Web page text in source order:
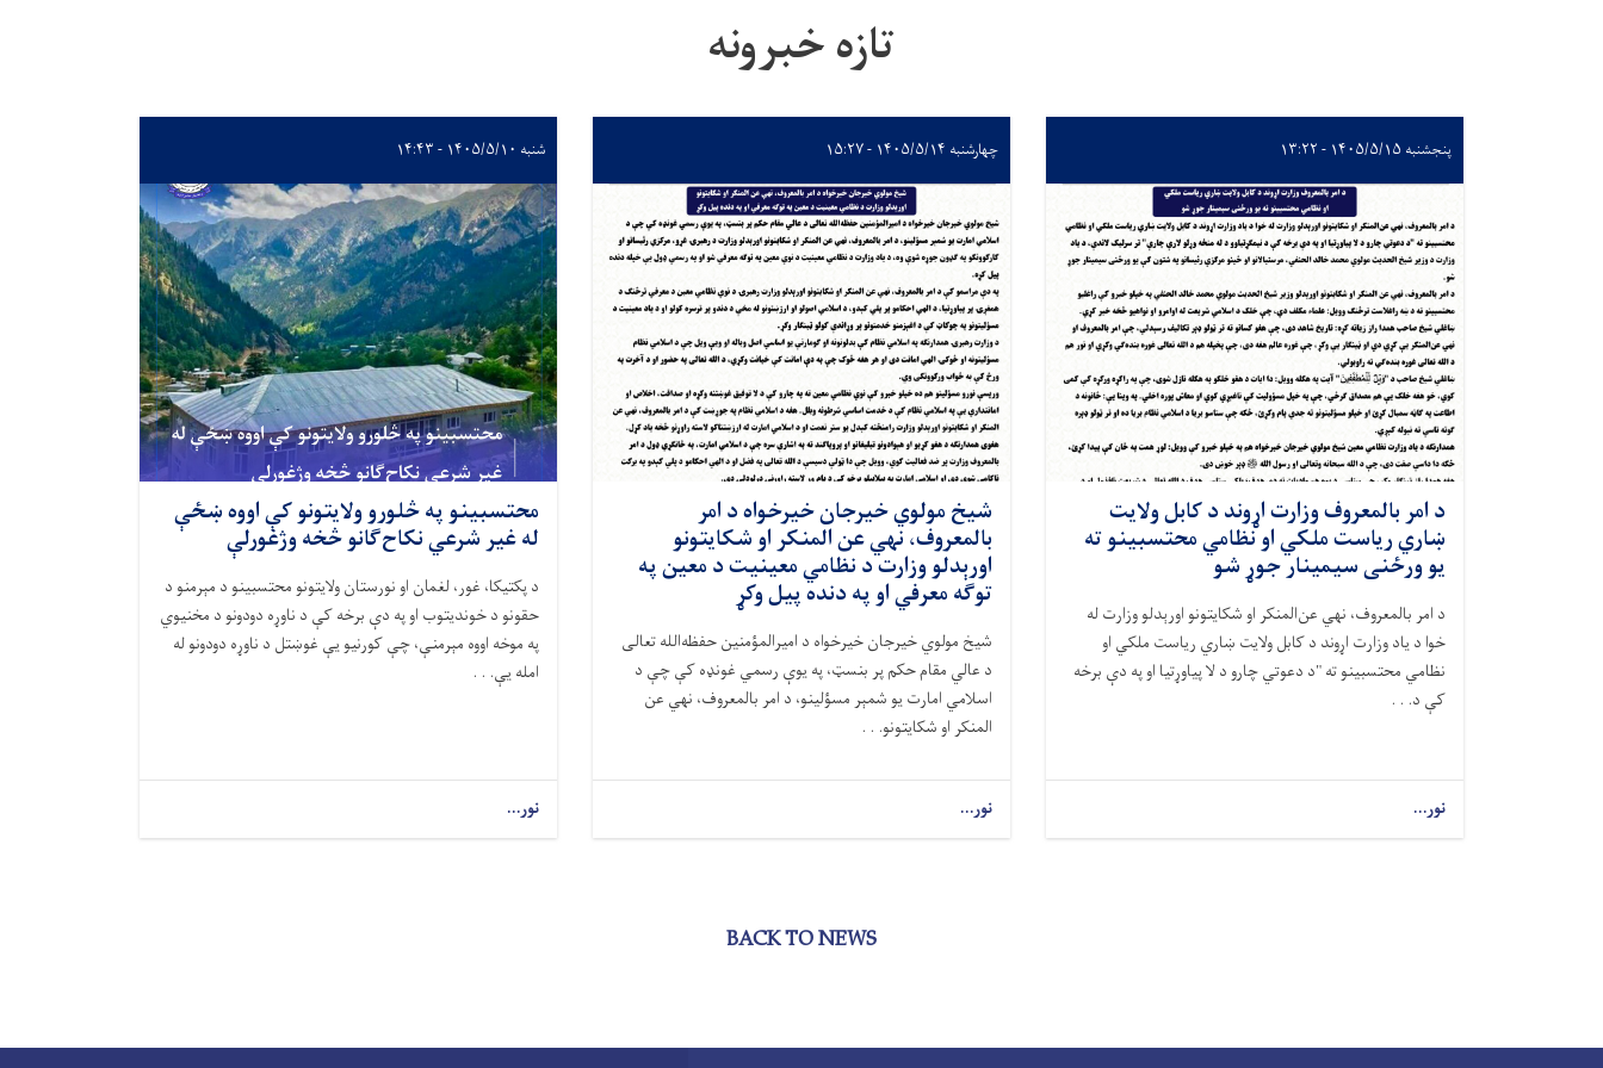
تازه خبرونه
پنجشنبه ۱۴۰۵/۵/۱۵ - ۱۳:۲۲
د امر بالمعروف وزارت اړوند د کابل ولایت
ښاري ریاست ملکي او نظامي محتسبینو ته
يو ورځنی سیمینار جوړ شو
د امر بالمعروف، نهي عن‌المنکر او شکایتونو اورېدلو وزارت له
خوا د یاد وزارت اړوند د کابل ولایت ښاري ریاست ملکي او
نظامي محتسبینو ته "د دعوتي چارو د لا پیاوړتیا او په دې برخه
کې د. . .
نور...
چهارشنبه ۱۴۰۵/۵/۱۴ - ۱۵:۲۷
شیخ مولوي خیرجان خیرخواه د امر
بالمعروف، نهي عن المنکر او شکایتونو
اورېدلو وزارت د نظامي معینیت د معین په
توګه معرفي او په دنده پیل وکړ
شیخ مولوي خیرجان خیرخواه د امیرالمؤمنین حفظه‌الله تعالی
د عالي مقام حکم پر بنسټ، په یوې رسمي غونډه کې چې د
اسلامي امارت یو شمېر مسؤلینو، د امر بالمعروف، نهي عن
المنکر او شکایتونو. . .
نور...
شنبه ۱۴۰۵/۵/۱۰ - ۱۴:۴۳
محتسبینو په څلورو ولایتونو کې اووه ښځې
له غیر شرعي نکاح‌ګانو څخه وژغورلې
د پکتیکا، غور، لغمان او نورستان ولایتونو محتسبینو د مېرمنو د
حقونو د خوندیتوب او په دې برخه کې د ناوړه دودونو د مخنیوي
په موخه اووه مېرمنې، چې کورنیو یې غوښتل د ناوړه دودونو له
امله یې. . .
نور...
BACK TO NEWS